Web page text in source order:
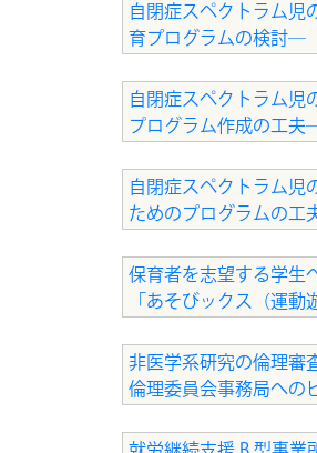
自閉症スペクトラム児
育プログラムの検討―
自閉症スペクトラム児
プログラム作成の工夫
自閉症スペクトラム児
ためのプログラムの工
保育者を志望する学生
「あそびックス（運
非医学系研究の倫理審
倫理委員会事務局への
就労継続支援 B 型事業